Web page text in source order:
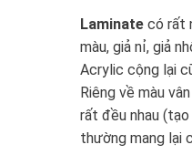
Laminate có rất
màu, giả nỉ, giả
Acrylic cộng lại
Riêng về màu
rất đều nhau
thường mang lại